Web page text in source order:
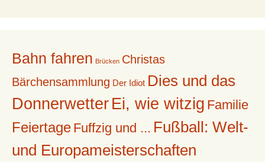
Bahn fahren Brücken Christas
Bärchensammlung Der Idiot Dies und das
Donnerwetter Ei, wie witzig Familie
Feiertage Fuffzig und ... Fußball: Welt-
und Europameisterschaften